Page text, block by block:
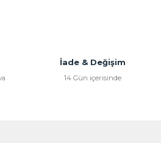
bilgiler bulunuyor.
olmalı.İade & Değişim
14 Gün içerisinde